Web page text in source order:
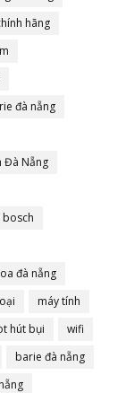
hãng
đà nẵng
Đà Nẵng
bosch
đà nẵng
máy tính
hút bụi
wifi
barie đà nẵng